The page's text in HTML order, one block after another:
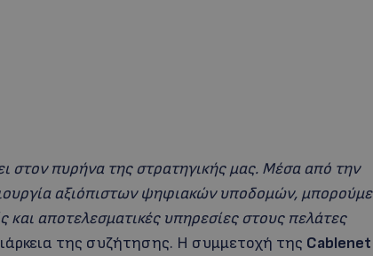
στον πυρήνα της στρατηγικής μας. Μέσα από την
αξιόπιστων ψηφιακών υποδομών, μπορούμε
αποτελεσματικές υπηρεσίες στους πελάτες
της συζήτησης. Η συμμετοχή της Cablenet